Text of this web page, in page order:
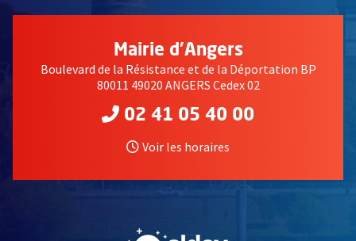
Mairie d'Angers
Boulevard de la Résistance et de la Déportation BP
80011 49020 ANGERS Cedex 02
02 41 05 40 00
Voir les horaires